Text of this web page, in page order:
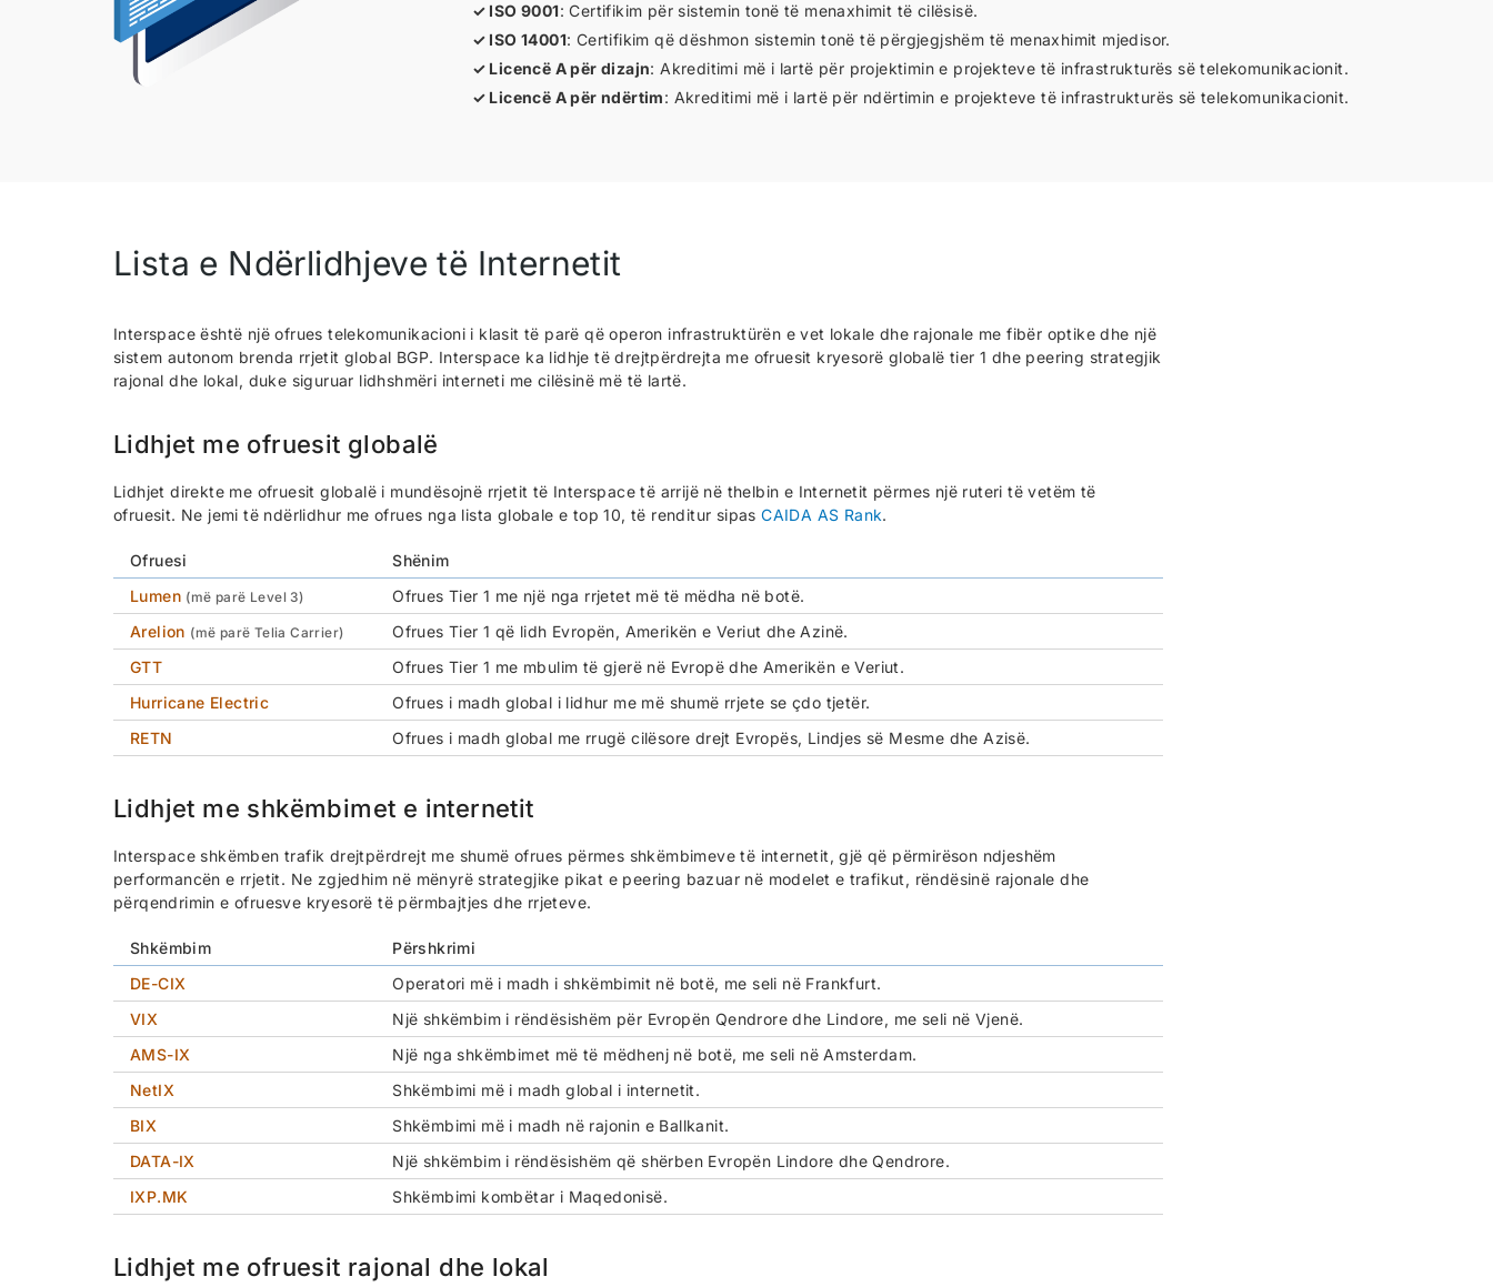
ISO 9001: Certifikim për sistemin tonë të menaxhimit të cilësisë.
ISO 14001: Certifikim që dëshmon sistemin tonë të përgjegjshëm të menaxhimit mjedisor.
Licencë A për dizajn: Akreditimi më i lartë për projektimin e projekteve të infrastrukturës së telekomunikacionit.
Licencë A për ndërtim: Akreditimi më i lartë për ndërtimin e projekteve të infrastrukturës së telekomunikacionit.
Lista e Ndërlidhjeve të Internetit
Interspace është një ofrues telekomunikacioni i klasit të parë që operon infrastruktürën e vet lokale dhe rajonale me fibër optike dhe një
sistem autonom brenda rrjetit global BGP. Interspace ka lidhje të drejtpërdrejta me ofruesit kryesorë globalë tier 1 dhe peering strategjik
rajonal dhe lokal, duke siguruar lidhshmëri interneti me cilësinë më të lartë.
Lidhjet me ofruesit globalë
Lidhjet direkte me ofruesit globalë i mundësojnë rrjetit të Interspace të arrijë në thelbin e Internetit përmes një ruteri të vetëm të
ofruesit. Ne jemi të ndërlidhur me ofrues nga lista globale e top 10, të renditur sipasCAIDA AS Rank.
Ofruesi
Shënim
Lumen (më parë Level 3)
Ofrues Tier 1 me një nga rrjetet më të mëdha në botë.
Arelion (më parë Telia Carrier)
Ofrues Tier 1 që lidh Evropën, Amerikën e Veriut dhe Azinë.
GTT
Ofrues Tier 1 me mbulim të gjerë në Evropë dhe Amerikën e Veriut.
Hurricane Electric
Ofrues i madh global i lidhur me më shumë rrjete se çdo tjetër.
RETN
Ofrues i madh global me rrugë cilësore drejt Evropës, Lindjes së Mesme dhe Azisë.
Lidhjet me shkëmbimet e internetit
Interspace shkëmben trafik drejtpërdrejt me shumë ofrues përmes shkëmbimeve të internetit, gjë që përmirëson ndjeshëm
performancën e rrjetit. Ne zgjedhim në mënyrë strategjike pikat e peering bazuar në modelet e trafikut, rëndësinë rajonale dhe
përqendrimin e ofruesve kryesorë të përmbajtjes dhe rrjeteve.
Shkëmbim
Përshkrimi
DE-CIX
Operatori më i madh i shkëmbimit në botë, me seli në Frankfurt.
VIX
Një shkëmbim i rëndësishëm për Evropën Qendrore dhe Lindore, me seli në Vjenë.
AMS-IX
Një nga shkëmbimet më të mëdhenj në botë, me seli në Amsterdam.
NetIX
Shkëmbimi më i madh global i internetit.
BIX
Shkëmbimi më i madh në rajonin e Ballkanit.
DATA-IX
Një shkëmbim i rëndësishëm që shërben Evropën Lindore dhe Qendrore.
IXP.MK
Shkëmbimi kombëtar i Maqedonisë.
Lidhjet me ofruesit rajonal dhe lokal